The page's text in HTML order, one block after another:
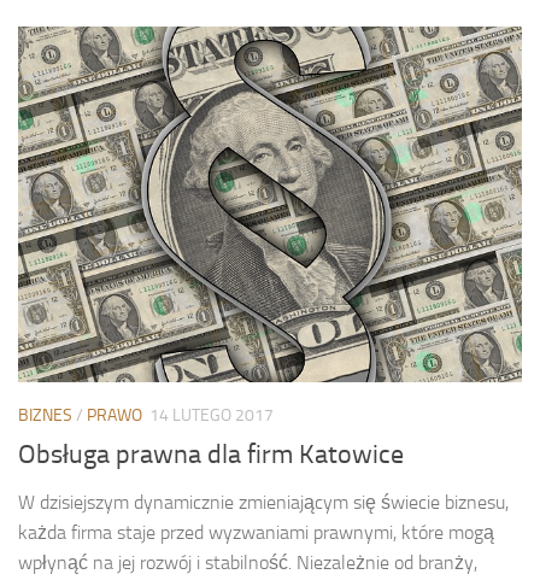
BIZNES / PRAWO 14 LUTEGO 2017
Obsługa prawna dla firm Katowice
W dzisiejszym dynamicznie zmieniającym się świecie biznesu,
każda firma staje przed wyzwaniami prawnymi, które mogą
wpłynąć na jej rozwój i stabilność. Niezależnie od branży,